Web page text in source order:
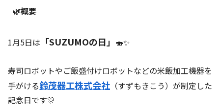
🌿概要
1月5日は 「SUZUMOの日」 🍣✨
寿司ロボットやご飯盛付けロボットなどの米飯加工機器を
手がける鈴茂器工株式会社 （すずもきこう）が制定した
記念日です🎊